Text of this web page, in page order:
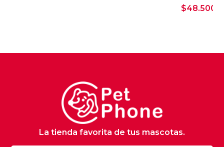
$48.500
La tienda favorita de tus mascotas.